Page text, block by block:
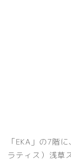
「EKA」の7階
ラティス）浅草